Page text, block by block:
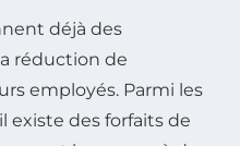
déjà des
réduction de
employés. Parmi les
existe des forfaits de